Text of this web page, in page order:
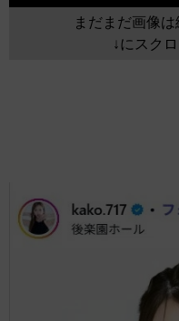
まだまだ画像は
↓にスク